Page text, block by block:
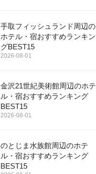
手取フィッシュランド周辺の
ホテル・宿おすすめランキン
グBEST15
2026-08-01
金沢21世紀美術館周辺のホテ
ル・宿おすすめランキング
BEST15
2026-08-01
のとじま水族館周辺のホテ
ル・宿おすすめランキング
BEST15